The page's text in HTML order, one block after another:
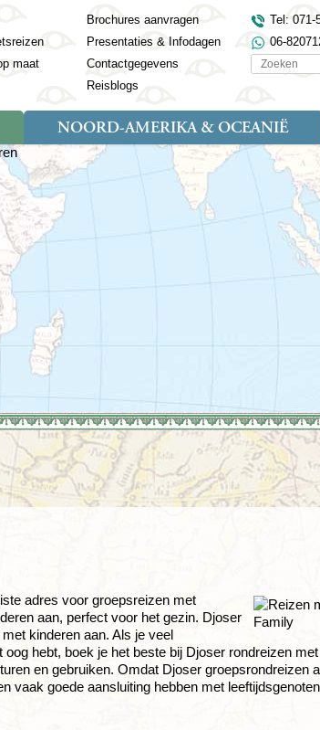
maat
Brochures aanvragen
Presentaties & Infodagen
Contactgegevens
Reisblogs
Tel: 071-
06-
Zoeken
Staten
en Herzegovina
Griekenland
Montenegro
Polen
Tibet, 42
&
Landen
Bangladesh
Laos
Malediven
Maleisië
Mongolië
Nepal
Singapore
Zuid-Korea
NOORD-AMERIKA & OCEANIË
Soort reizen
Rondreis (7)
Familiereis (2)
Natuur (5)
Landen
Nieuw-Zeeland
Verenigde Staten
Soort reizen
Familiereis (9)
Fietsreis (1)
adres voor groepsreizen met
aan, perfect voor het gezin. Djoser
kinderen aan. Als je veel
hebt, boek je het beste bij Djoser rondreizen
en gebruiken. Omdat Djoser groepsrondreizen
vaak goede aansluiting hebben met